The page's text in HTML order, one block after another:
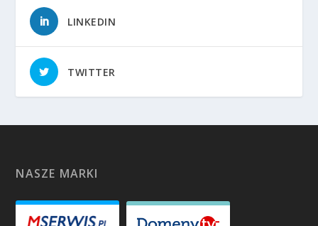
LINKEDIN
TWITTER
NASZE MARKI